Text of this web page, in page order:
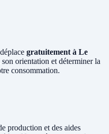
gratuitement à Le
orientation et déterminer la
consommation.
production et des aides